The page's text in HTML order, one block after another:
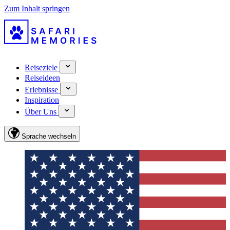
Zum Inhalt springen
Reiseziele
Reiseideen
Erlebnisse
Inspiration
Über Uns
Sprache wechseln